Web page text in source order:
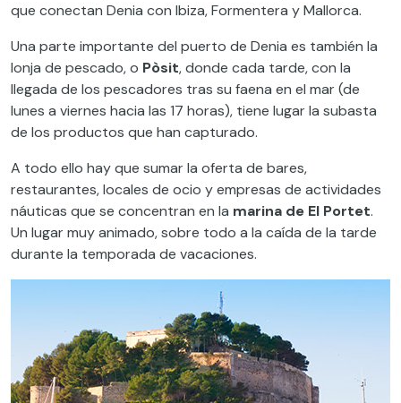
que conectan Denia con Ibiza, Formentera y Mallorca.
Una parte importante del puerto de Denia es también la
lonja de pescado, o Pòsit, donde cada tarde, con la
llegada de los pescadores tras su faena en el mar (de
lunes a viernes hacia las 17 horas), tiene lugar la subasta
de los productos que han capturado.
A todo ello hay que sumar la oferta de bares,
restaurantes, locales de ocio y empresas de actividades
náuticas que se concentran en la marina de El Portet.
Un lugar muy animado, sobre todo a la caída de la tarde
durante la temporada de vacaciones.